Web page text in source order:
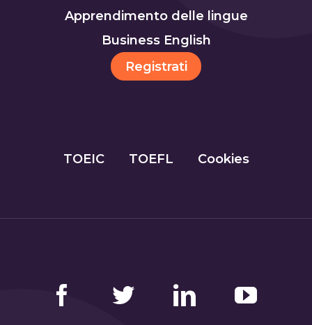
Apprendimento delle lingue
Business English
Registrati
TOEIC TOEFL Cookies